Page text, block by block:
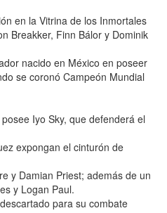
en la Vitrina de los Inmortales
Breakker, Finn Bálor y Dominik
nacido en México en poseer
se coronó Campeón Mundial
Iyo Sky, que defenderá el
expongan el cinturón de
y Damian Priest; además de un
y Logan Paul.
para su combate